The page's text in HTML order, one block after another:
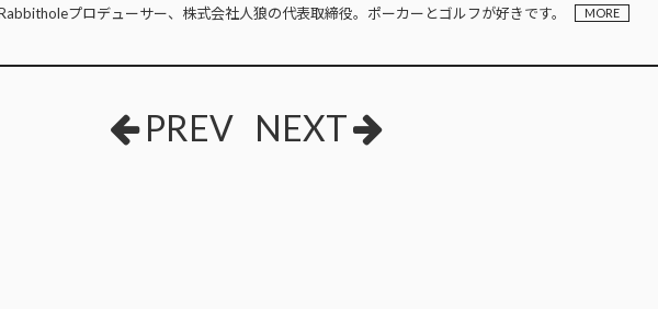
プロデューサー、株式会社人狼の代表取締役。ポーカーとゴルフが好きです。
MORE
PREV NEXT